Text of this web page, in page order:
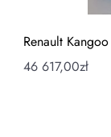
Renault
46 617,00zł